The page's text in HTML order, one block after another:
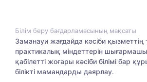
Білім беру бағдарламасының мақсаты
Заманауи жағдайда кәсіби
практикалық міндеттерін
қабілетті жоғары кәсіби білімі бар
білікті мамандарды даярлау.